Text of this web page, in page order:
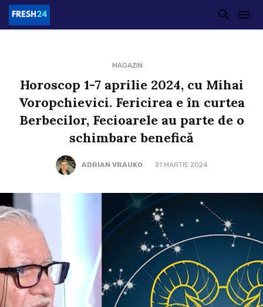
MAGAZIN
Horoscop 1-7 aprilie 2024, cu Mihai
Voropchievici. Fericirea e în curtea
Berbecilor, Fecioarele au parte de o
schimbare benefică
ADRIAN VRAUKO 31 MARTIE 2024